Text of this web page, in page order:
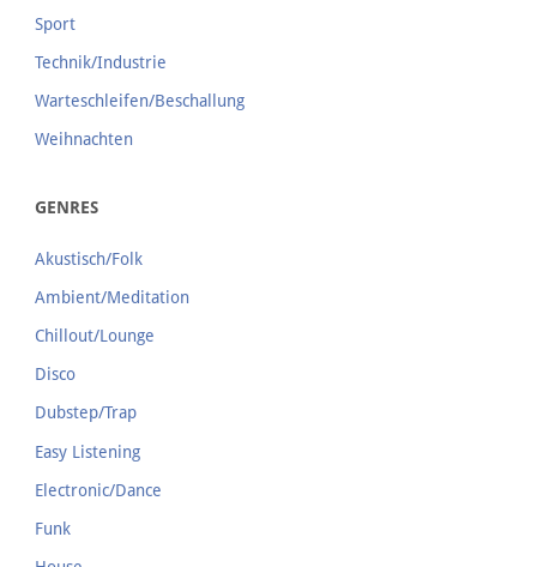
Sport
Technik/Industrie
Warteschleifen/Beschallung
Weihnachten
GENRES
Akustisch/Folk
Ambient/Meditation
Chillout/Lounge
Disco
Dubstep/Trap
Easy Listening
Electronic/Dance
Funk